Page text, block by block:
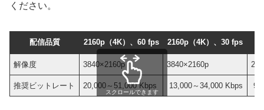
ください。
配信品質 2160p（4K）、60 fps 2160p（4K）、30 fps
解像度 3840×2160p 3840×2160p
推奨ビットレート 20,000～51,000 Kbps 13,000～34,000 Kbps
スクロールできます